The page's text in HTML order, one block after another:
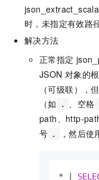
时，未指定有效路径
解决方法
正常指定
JSON 对象的
（可级联），
（如
. 、空格
path、http-
号 . ，然后使
* |